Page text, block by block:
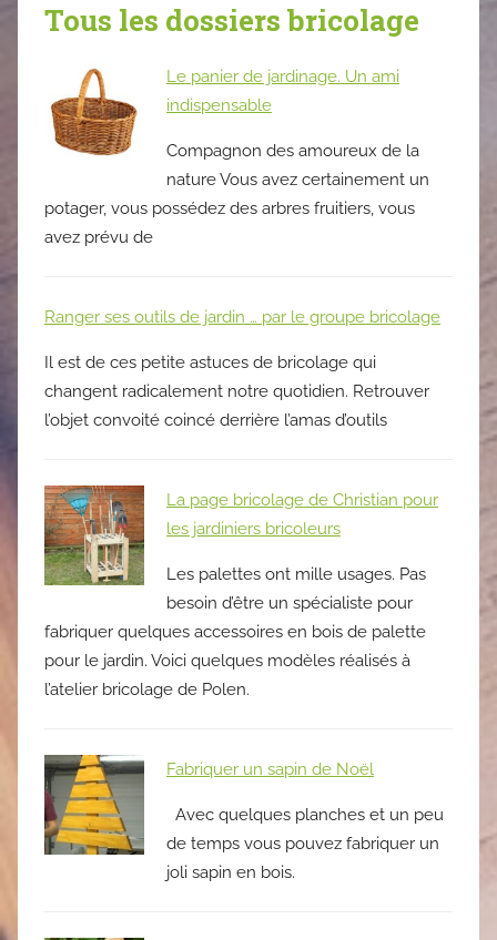
Tous les dossiers bricolage
Le panier de jardinage. Un ami
indispensable
Compagnon des amoureux de la
nature Vous avez certainement un
potager, vous possédez des arbres fruitiers, vous
avez prévu de
Ranger ses outils de jardin … par le groupe bricolage
Il est de ces petite astuces de bricolage qui
changent radicalement notre quotidien. Retrouver
l’objet convoité coincé derrière l’amas d’outils
La page bricolage de Christian pour
les jardiniers bricoleurs
Les palettes ont mille usages. Pas
besoin d’être un spécialiste pour
fabriquer quelques accessoires en bois de palette
pour le jardin. Voici quelques modèles réalisés à
l’atelier bricolage de Polen.
Fabriquer un sapin de Noël
Avec quelques planches et un peu
de temps vous pouvez fabriquer un
joli sapin en bois.